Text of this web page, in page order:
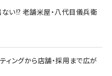
い!? 老舗米屋・八代目儀兵衛
ィングから店舗・採用まで広が